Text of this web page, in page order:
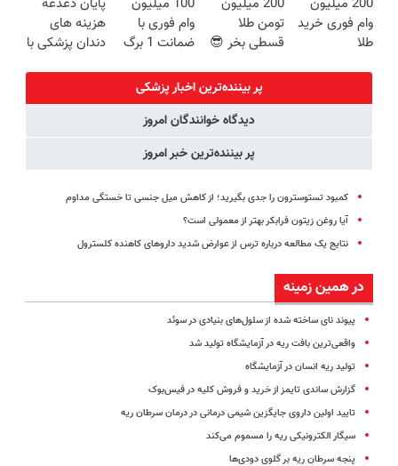
برگردون
(40%off)
کوین 🔥
برگردون(40%off)
200 میلیون
وام فوری خرید
طلا
200 میلیون
تومن طلا
قسطی بخر 😎
100 میلیون
وام فوری با
ضمانت 1 برگ
پایان دغدغه
هزینه های
دندان پزشکی با
پر بیننده‌ترین اخبار پزشکی
دیدگاه خوانندگان امروز
پر بیننده‌ترین خبر امروز
کمبود تستوسترون را جدی بگیرید؛ از کاهش میل جنسی تا خستگی مداوم
آیا روغن زیتون فرابکر بهتر از معمولی است؟
نتایج یک مطالعه درباره ترس از عوارض شدید داروهای کاهنده کلسترول
در همین زمینه
پیوند نای ساخته شده از سلول‌های بنیادی در سوئد
واقعی‌ترین بافت ریه در آزمایشگاه تولید شد
تولید ریه انسان در آزمایشگاه
گزارش ساندی تایمز از خرید و فروش کلیه در فیس‌بوک
تایید اولین داروی جایگزین شیمی درمانی در درمان سرطان ریه
سیگار الکترونیکی ریه را مسموم می‌کند
پنجه سرطان ریه بر گلوی دودی‌ها